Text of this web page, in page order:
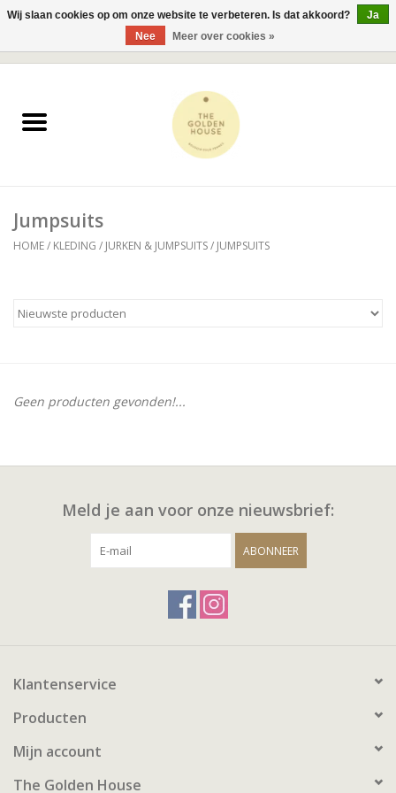
JUWELEN
ACCESSOIRES
Jumpsuits
HOME/ KLEDING / JURKEN & JUMPSUITS/ JUMPSUITS
Geen producten gevonden!...
Meld je aan voor onze nieuwsbrief:
ABONNEER
Klantenservice
Producten
Mijn account
The Golden House
Wij slaan cookies op om onze website te verbeteren. Is dat akkoord?
Ja
Nee
Meer over cookies »